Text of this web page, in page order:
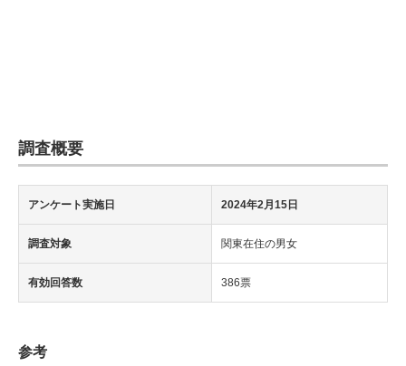
調査概要
アンケート実施日 2024年2月15日
調査対象 関東在住の男女
有効回答数 386票
参考